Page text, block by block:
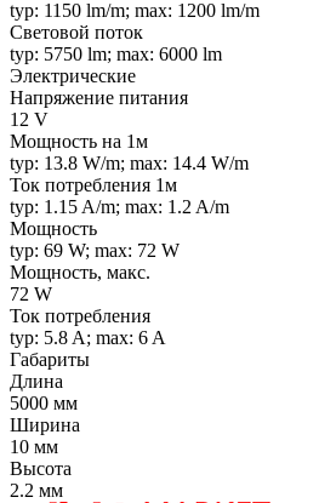
typ: 1150 lm/m; max: 1200 lm/m
Световой поток
typ: 5750 lm; max: 6000 lm
Электрические
Напряжение питания
12 V
Мощность на 1м
typ: 13.8 W/m; max: 14.4 W/m
Ток потребления 1м
typ: 1.15 A/m; max: 1.2 A/m
Мощность
typ: 69 W; max: 72 W
Мощность, макс.
72 W
Ток потребления
typ: 5.8 A; max: 6 A
Габариты
Длина
5000 мм
Ширина
10 мм
Высота
2.2 мм